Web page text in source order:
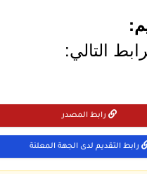
التالي:
رابط المصدر
رابط التقديم لدى الجهة المعلنة